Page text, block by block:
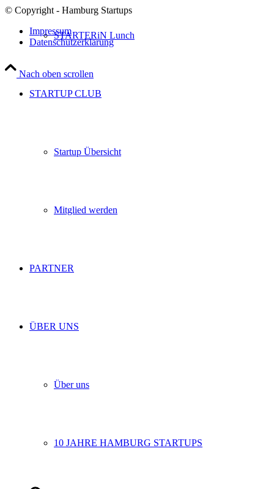
STARTERiN Lunch
STARTUP CLUB
Startup Übersicht
Mitglied werden
PARTNER
ÜBER UNS
Über uns
10 JAHRE HAMBURG STARTUPS
© Copyright - Hamburg Startups
Impressum
Datenschutzerklärung
Nach oben scrollen